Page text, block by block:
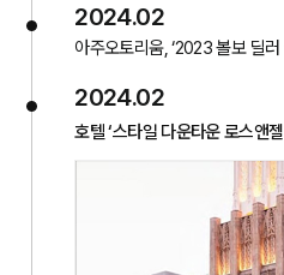
2024.02
아주오토리움, ‘2023 볼보 딜러
2024.02
호텔 ‘스타일 다운타운 로스앤